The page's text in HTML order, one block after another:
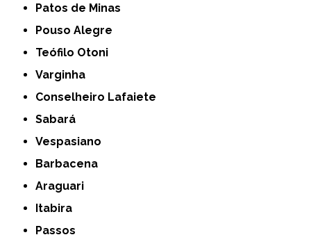
Patos de Minas
Pouso Alegre
Teófilo Otoni
Varginha
Conselheiro Lafaiete
Sabará
Vespasiano
Barbacena
Araguari
Itabira
Passos